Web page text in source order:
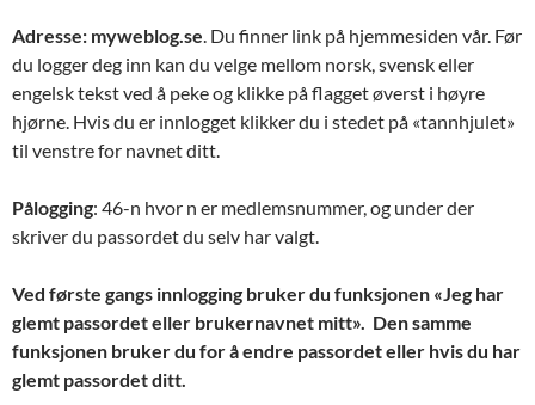
Adresse: myweblog.se. Du finner link på hjemmesiden vår. Før
du logger deg inn kan du velge mellom norsk, svensk eller
engelsk tekst ved å peke og klikke på flagget øverst i høyre
hjørne. Hvis du er innlogget klikker du i stedet på «tannhjulet»
til venstre for navnet ditt.
Pålogging: 46-n hvor n er medlemsnummer, og under der
skriver du passordet du selv har valgt.
Ved første gangs innlogging bruker du funksjonen «Jeg har
glemt passordet eller brukernavnet mitt». Den samme
funksjonen bruker du for å endre passordet eller hvis du har
glemt passordet ditt.